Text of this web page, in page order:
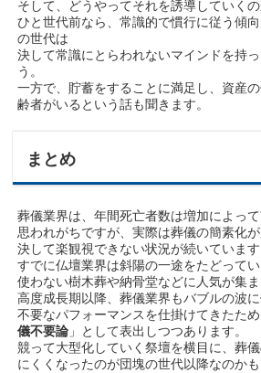
そして、どうやってそれを誘導していくの
ひと世代前なら、常識的で慣行に従う傾
の世代は
決して常識にとらわれないマインドを持
う。
一方で、貯蓄をすることに満足し、資産
齢者がいるという話も聞きます。
まとめ
葬儀業界は、年間死亡者数は増加によっ
思われがちですが、実際は葬儀の簡素化
決して楽観視できない状況が続いています
すでに仏壇業界は斜陽の一途をたどって
使わない樹木葬や納骨堂などに人気が集ま
高度成長期以降、葬儀業界もバブルの波
不要なパフォーマンスを仕掛けてきたた
儀不要論 」として表出しつつあります。
競って大型化していく祭壇を横目に、葬
にくくなったのが団塊の世代以降なのかも